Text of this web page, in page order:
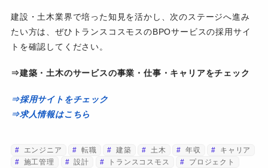
建設・土木業界で培った知見を活かし、次のステージへ進み
たい方は、ぜひトランスコスモスのBPOサービスの採用サイ
トを確認してください。
⇒建築・土木のサービスの事業・仕事・キャリアをチェック
⇒採用サイトをチェック
⇒求人情報はこちら
エンジニア 転職 建築 土木 年収
キャリア
施工管理
設計 トランスコスモス
プロジェクト